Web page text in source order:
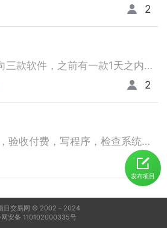
2
1，项目简介 需要逆向三款软件，之前有一款1天之内有人已经逆向出来，交付给我了。 2，功能需求 逆向出来后，不做任何功能改变，做加密授权就可以了三、人员要求 3，人员要求 精通逆向，做事速度快。不拖延项目进度，能保持实时交流，按时交付。 平台功能可正常使用，无明显bug。 提供项目源码
2
网站更新，当天工作，验收付费，写程序，检查系统，更新资料库，按发现问题及时处理，写新的广州话A l软件
5
发布项目
目交易网 © 2002－2024
网安备 110102000335号